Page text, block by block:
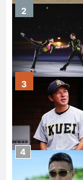
2
3
4